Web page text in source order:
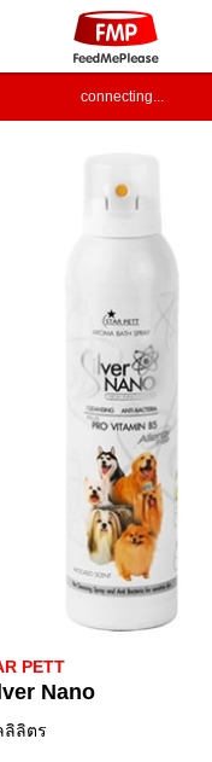
connecting...
PETT
Nano
ลิตร